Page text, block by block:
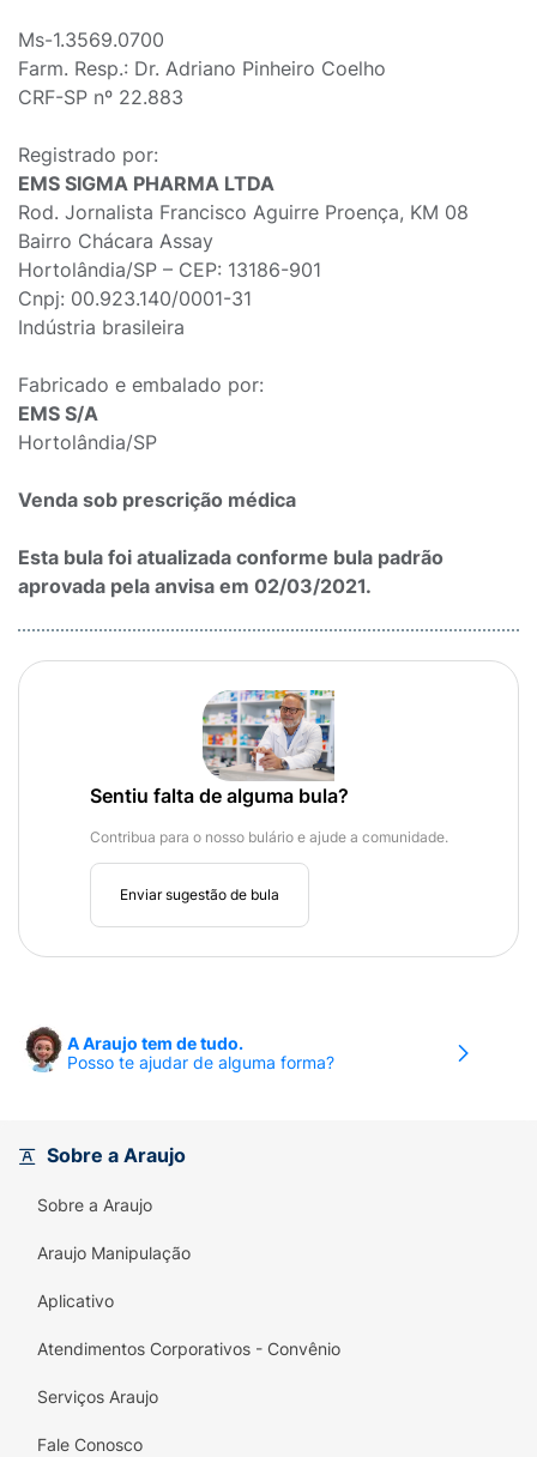
Ms-1.3569.0700
Farm. Resp.: Dr. Adriano Pinheiro Coelho
CRF-SP nº 22.883
Registrado por:
EMS SIGMA PHARMA LTDA
Rod. Jornalista Francisco Aguirre Proença, KM 08
Bairro Chácara Assay
Hortolândia/SP – CEP: 13186-901
Cnpj: 00.923.140/0001-31
Indústria brasileira
Fabricado e embalado por:
EMS S/A
Hortolândia/SP
Venda sob prescrição médica
Esta bula foi atualizada conforme bula padrão
aprovada pela anvisa em 02/03/2021.
Sentiu falta de alguma bula?
Contribua para o nosso bulário e ajude a comunidade.
Enviar sugestão de bula
A Araujo tem de tudo.
Posso te ajudar de alguma forma?
Sobre a Araujo
Sobre a Araujo
Araujo Manipulação
Aplicativo
Atendimentos Corporativos - Convênio
Serviços Araujo
Fale Conosco